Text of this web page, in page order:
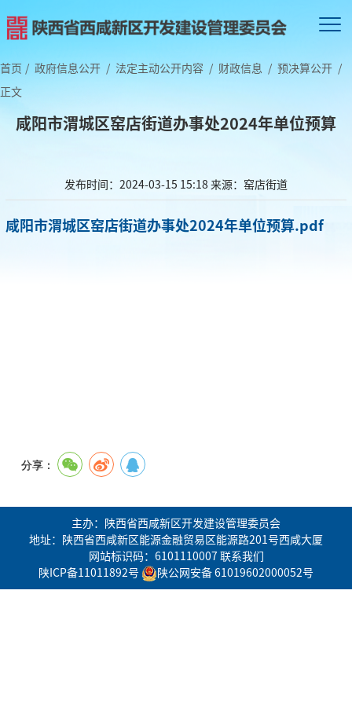
首页 / 政府信息公开 / 法定主动公开内容 / 财政信息 / 预决算公开 /
正文
咸阳市渭城区窑店街道办事处2024年单位预算
发布时间：2024-03-15 15:18 来源：窑店街道
咸阳市渭城区窑店街道办事处2024年单位预算.pdf
分享：
主办：陕西省西咸新区开发建设管理委员会
地址：陕西省西咸新区能源金融贸易区能源路201号西咸大厦
网站标识码：6101110007 联系我们
陕ICP备11011892号
陕公网安备 61019602000052号